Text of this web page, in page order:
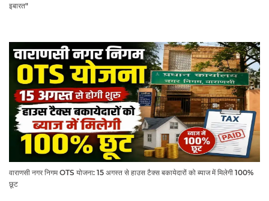
इबारत"
वाराणसी नगर निगम OTS योजना: 15 अगस्त से हाउस टैक्स बकायेदारों को ब्याज में मिलेगी 100%
छूट